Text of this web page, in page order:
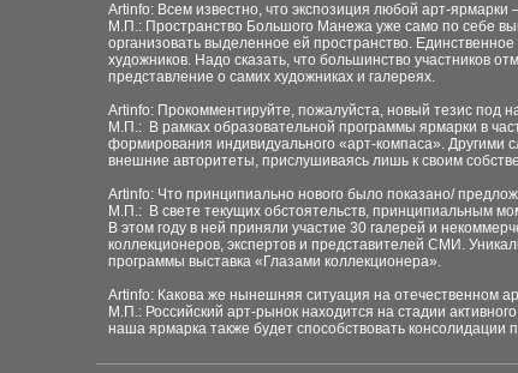
Artinfo: Всем известно, что экспозиция любой арт-
М.П.: Пространство Большого Манежа уже само по себе
организовать выделенное ей пространство.
художников. Надо сказать, что большинство участников
представление о самих художниках и галереях.
Artinfo: Прокомментируйте, пожалуйста, новый тезис под
М.П.: В рамках образовательной программы ярмарки в
формирования индивидуального «арт-компаса». Другими
внешние авторитеты, прислушиваясь лишь к своим
Artinfo: Что принципиально нового было показано/
М.П.: В свете текущих обстоятельств, принципиальным
В этом году в ней приняли участие 30 галерей и
коллекционеров, экспертов и представителей СМИ.
программы выставка «Глазами коллекционера».
Artinfo: Какова же нынешняя ситуация на отечественном
М.П.: Российский арт-рынок находится на стадии
наша ярмарка также будет способствовать